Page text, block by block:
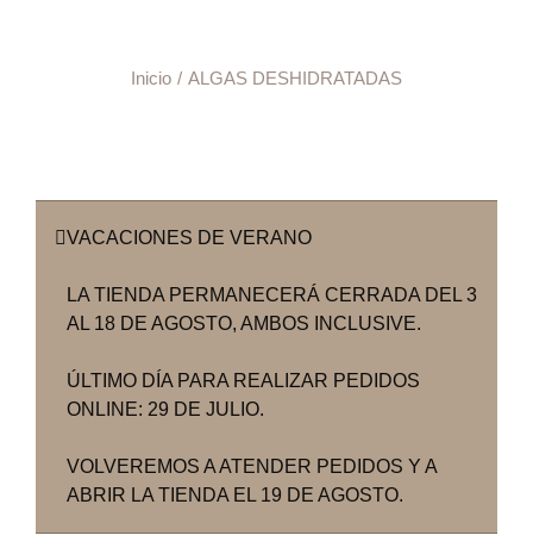
Inicio ALGAS DESHIDRATADAS
VACACIONES DE VERANO
LA TIENDA PERMANECERÁ CERRADA DEL 3
AL 18 DE AGOSTO, AMBOS INCLUSIVE.
ÚLTIMO DÍA PARA REALIZAR PEDIDOS
ONLINE: 29 DE JULIO.
VOLVEREMOS A ATENDER PEDIDOS Y A
ABRIR LA TIENDA EL 19 DE AGOSTO.